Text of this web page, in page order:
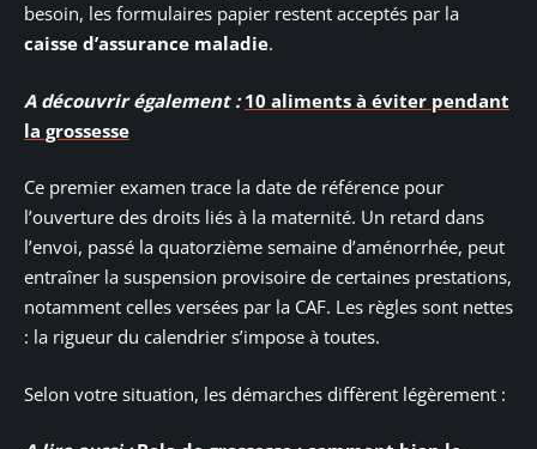
besoin, les formulaires papier restent acceptés par la
caisse d’assurance maladie.
A découvrir également : 10 aliments à éviter pendant
la grossesse
Ce premier examen trace la date de référence pour
l’ouverture des droits liés à la maternité. Un retard dans
l’envoi, passé la quatorzième semaine d’aménorrhée, peut
entraîner la suspension provisoire de certaines prestations,
notamment celles versées par la CAF. Les règles sont nettes
: la rigueur du calendrier s’impose à toutes.
Selon votre situation, les démarches diffèrent légèrement :